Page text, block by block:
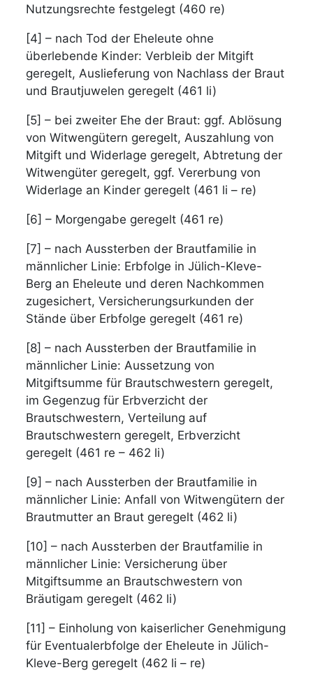
Nutzungsrechte festgelegt (460 re)
[4] – nach Tod der Eheleute ohne
überlebende Kinder: Verbleib der Mitgift
geregelt, Auslieferung von Nachlass der Braut
und Brautjuwelen geregelt (461 li)
[5] – bei zweiter Ehe der Braut: ggf. Ablösung
von Witwengütern geregelt, Auszahlung von
Mitgift und Widerlage geregelt, Abtretung der
Witwengüter geregelt, ggf. Vererbung von
Widerlage an Kinder geregelt (461 li – re)
[6] – Morgengabe geregelt (461 re)
[7] – nach Aussterben der Brautfamilie in
männlicher Linie: Erbfolge in Jülich-Kleve-
Berg an Eheleute und deren Nachkommen
zugesichert, Versicherungsurkunden der
Stände über Erbfolge geregelt (461 re)
[8] – nach Aussterben der Brautfamilie in
männlicher Linie: Aussetzung von
Mitgiftsumme für Brautschwestern geregelt,
im Gegenzug für Erbverzicht der
Brautschwestern, Verteilung auf
Brautschwestern geregelt, Erbverzicht
geregelt (461 re – 462 li)
[9] – nach Aussterben der Brautfamilie in
männlicher Linie: Anfall von Witwengütern der
Brautmutter an Braut geregelt (462 li)
[10] – nach Aussterben der Brautfamilie in
männlicher Linie: Versicherung über
Mitgiftsumme an Brautschwestern von
Bräutigam geregelt (462 li)
[11] – Einholung von kaiserlicher Genehmigung
für Eventualerbfolge der Eheleute in Jülich-
Kleve-Berg geregelt (462 li – re)